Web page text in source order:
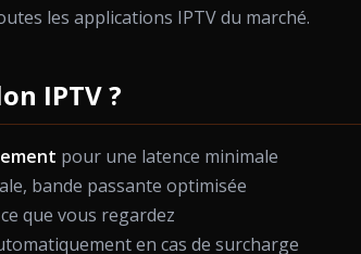
les applications IPTV du marché.
IPTV ?
pour une latence minimale
bande passante optimisée
que vous regardez
en cas de surcharge